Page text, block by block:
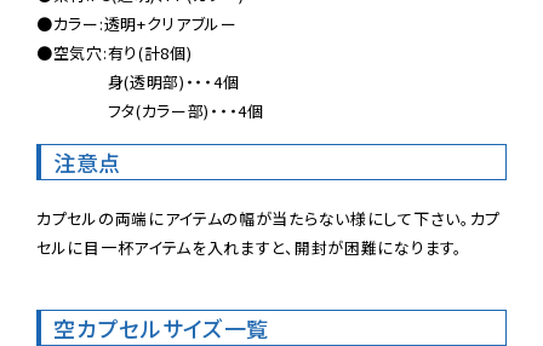
●カラー:透明+クリアブルー
●空気穴:有り(計8個)
フタ(カラー部)・・・4個
注意点
カプセルの両端にアイテムの幅が当たらない様にして下さい。カプ
セルに目一杯アイテムを入れますと、開封が困難になります。
空カプセルサイズ一覧